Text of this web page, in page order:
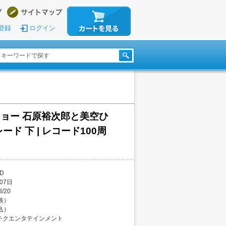
録 ログイン
ー 石原裕次郎と美空ひ
ド 下 | レコード100周
日
20
クエンタテインメント